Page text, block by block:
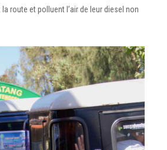
route et polluent l’air de leur diesel non